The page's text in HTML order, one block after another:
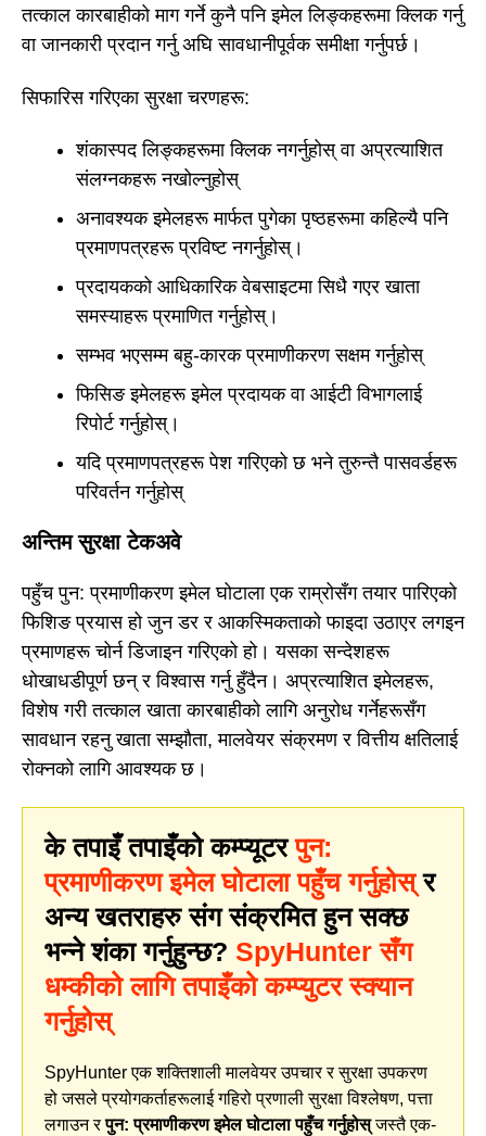
तत्काल कारबाहीको माग गर्ने कुनै पनि इमेल लिङ्कहरूमा क्लिक गर्नु
वा जानकारी प्रदान गर्नु अघि सावधानीपूर्वक समीक्षा गर्नुपर्छ।
सिफारिस गरिएका सुरक्षा चरणहरू:
शंकास्पद लिङ्कहरूमा क्लिक नगर्नुहोस् वा अप्रत्याशित
संलग्नकहरू नखोल्नुहोस्
अनावश्यक इमेलहरू मार्फत पुगेका पृष्ठहरूमा कहिल्यै पनि
प्रमाणपत्रहरू प्रविष्ट नगर्नुहोस्।
प्रदायकको आधिकारिक वेबसाइटमा सिधै गएर खाता
समस्याहरू प्रमाणित गर्नुहोस्।
सम्भव भएसम्म बहु-कारक प्रमाणीकरण सक्षम गर्नुहोस्
फिसिङ इमेलहरू इमेल प्रदायक वा आईटी विभागलाई
रिपोर्ट गर्नुहोस्।
यदि प्रमाणपत्रहरू पेश गरिएको छ भने तुरुन्तै पासवर्डहरू
परिवर्तन गर्नुहोस्
अन्तिम सुरक्षा टेकअवे
पहुँच पुन: प्रमाणीकरण इमेल घोटाला एक राम्रोसँग तयार पारिएको
फिशिङ प्रयास हो जुन डर र आकस्मिकताको फाइदा उठाएर लगइन
प्रमाणहरू चोर्न डिजाइन गरिएको हो। यसका सन्देशहरू
धोखाधडीपूर्ण छन् र विश्वास गर्नु हुँदैन। अप्रत्याशित इमेलहरू,
विशेष गरी तत्काल खाता कारबाहीको लागि अनुरोध गर्नेहरूसँग
सावधान रहनु खाता सम्झौता, मालवेयर संक्रमण र वित्तीय क्षतिलाई
रोक्नको लागि आवश्यक छ।
के तपाइँ तपाइँको कम्प्यूटरपुन:
प्रमाणीकरण इमेल घोटाला पहुँच गर्नुहोस्र
अन्य खतराहरु संग संक्रमित हुन सक्छ
भन्ने शंका गर्नुहुन्छ? SpyHunter सँग
धम्कीको लागि तपाइँको कम्प्युटर स्क्यान
गर्नुहोस्
SpyHunter एक शक्तिशाली मालवेयर उपचार र सुरक्षा उपकरण
हो जसले प्रयोगकर्ताहरूलाई गहिरो प्रणाली सुरक्षा विश्लेषण, पत्ता
लगाउन रपुन: प्रमाणीकरण इमेल घोटाला पहुँच गर्नुहोस्जस्तै एक-